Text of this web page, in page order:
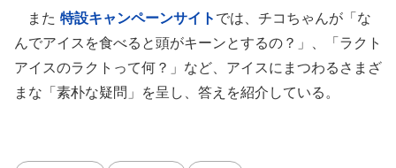
また 特設キャンペーンサイト では、チコちゃんが「な
んでアイスを食べると頭がキーンとするの？」、「ラクト
アイスのラクトって何？」など、アイスにまつわるさまざ
まな「素朴な疑問」を呈し、答えを紹介している。